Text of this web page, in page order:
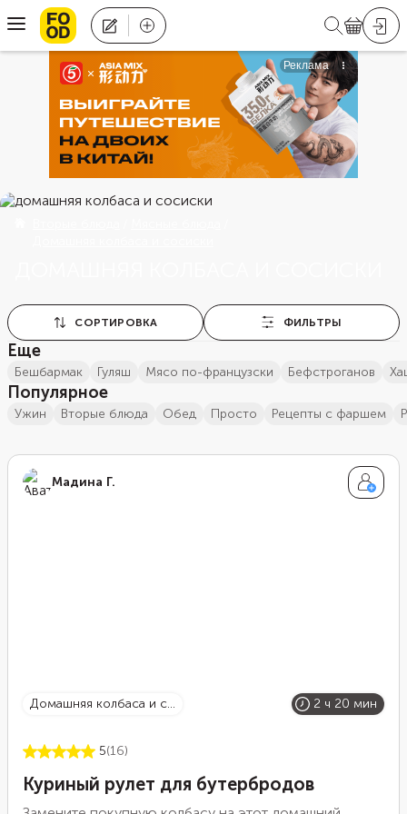
СОРТИРОВКА ФИЛЬТРЫ
Еще
бешбармак гуляш мясо по-французски бефстроганов
Популярное
ужин вторые блюда обед просто рецепты с фаршем
Мадина Г.
домашняя колбаса и с... 2 ч 20 мин
5(16)
Куриный рулет для бутербродов